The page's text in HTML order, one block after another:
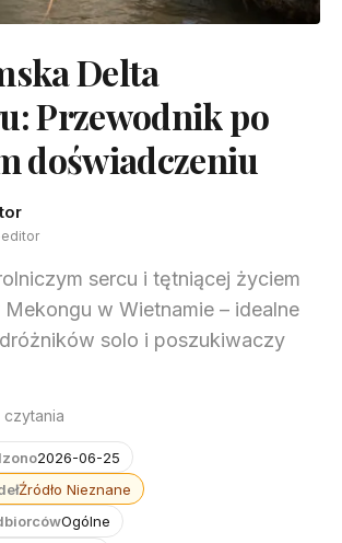
Delta
Przewodnik po
doświadczeniu
sercu i tętniącej życiem
w Wietnamie – idealne
solo i poszukiwaczy
czytania
2026-06-25
Źródło Nieznane
Ogólne